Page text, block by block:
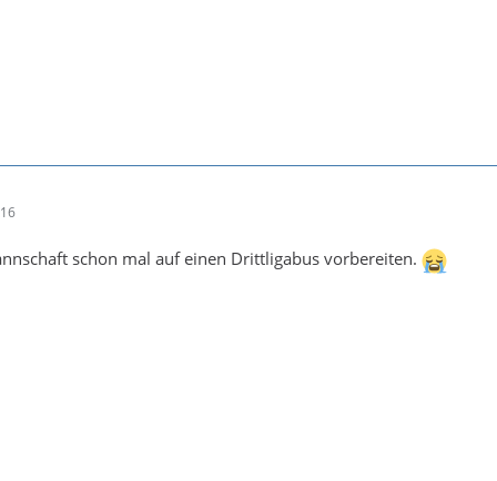
schon mal auf einen Drittligabus vorbereiten.